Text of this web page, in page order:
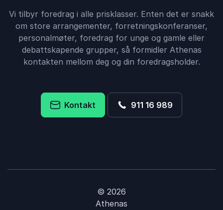
Vi tilbyr foredrag i alle prisklasser. Enten det er snakk
om store arrangementer, forretningskonferanser,
personalmøter, foredrag for unge og gamle eller
debattskapende grupper, så formidler Athenas
kontakten mellom deg og din foredragsholder.
Kontakt 911 16 989
© 2026
Athenas